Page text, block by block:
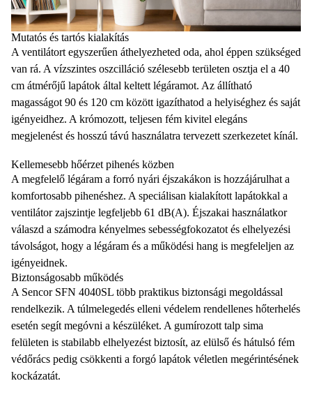
Mutatós és tartós kialakítás
A ventilátort egyszerűen áthelyezheted oda, ahol éppen szükséged
van rá. A vízszintes oszcilláció szélesebb területen osztja el a 40
cm átmérőjű lapátok által keltett légáramot. Az állítható
magasságot 90 és 120 cm között igazíthatod a helyiséghez és saját
igényeidhez. A krómozott, teljesen fém kivitel elegáns
megjelenést és hosszú távú használatra tervezett szerkezetet kínál.
Kellemesebb hőérzet pihenés közben
A megfelelő légáram a forró nyári éjszakákon is hozzájárulhat a
komfortosabb pihenéshez. A speciálisan kialakított lapátokkal a
ventilátor zajszintje legfeljebb 61 dB(A). Éjszakai használatkor
válaszd a számodra kényelmes sebességfokozatot és elhelyezési
távolságot, hogy a légáram és a működési hang is megfeleljen az
igényeidnek.
Biztonságosabb működés
A Sencor SFN 4040SL több praktikus biztonsági megoldással
rendelkezik. A túlmelegedés elleni védelem rendellenes hőterhelés
esetén segít megóvni a készüléket. A gumírozott talp sima
felületen is stabilabb elhelyezést biztosít, az elülső és hátulsó fém
védőrács pedig csökkenti a forgó lapátok véletlen megérintésének
kockázatát.